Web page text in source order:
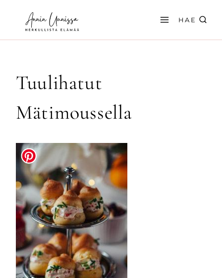
sisältöön
HAE
Tuulihatut
Mätimoussella